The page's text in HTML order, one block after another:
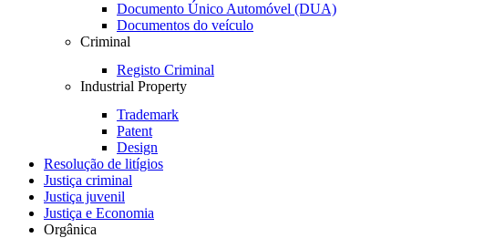
Documento Único Automóvel (DUA)
Documentos do veículo
Criminal
Registo Criminal
Industrial Property
Trademark
Patent
Design
Resolução de litígios
Justiça criminal
Justiça juvenil
Justiça e Economia
Orgânica